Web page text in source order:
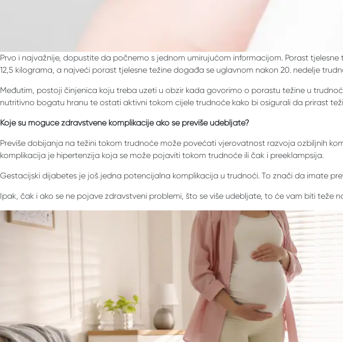
Prvo i najvažnije, dopustite da počnemo s jednom umirujućom informacijom. Porast
12,5 kilograma, a najveći porast tjelesne težine događa se uglavnom nakon 20. nedelje
Međutim, postoji činjenica koju treba uzeti u obzir kada govorimo o porastu težine u
nutritivno bogatu hranu te ostati aktivni tokom cijele trudnoće kako bi osigurali da prirast
Koje su moguće zdravstvene komplikacije ako se previše udebljate?
Previše dobijanja na težini tokom trudnoće može povećati vjerovatnost razvoja ozbiljnih
komplikacija je hipertenzija koja se može pojaviti tokom trudnoće ili čak i preeklampsija.
Gestacijski dijabetes je još jedna potencijalna komplikacija u trudnoći. To znači da imate
Ipak, čak i ako se ne pojave zdravstveni problemi, što se više udebljate, to će vam biti teže